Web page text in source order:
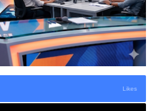
Likes